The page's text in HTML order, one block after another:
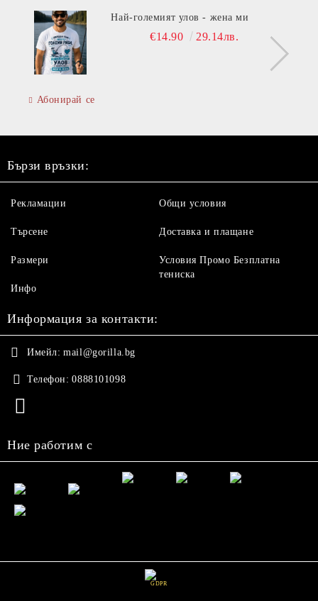
Най-големият улов - жена ми
€14.90 29.14лв.
Абонирай се
Бързи връзки:
Рекламации
Търсене
Размери
Инфо
Общи условия
Доставка и плащане
Условия Промо Безплатна
тениска
Информация за контакти:
Имейл: mail@gorilla.bg
Телефон: 0888101098
Ние работим с
GDPR